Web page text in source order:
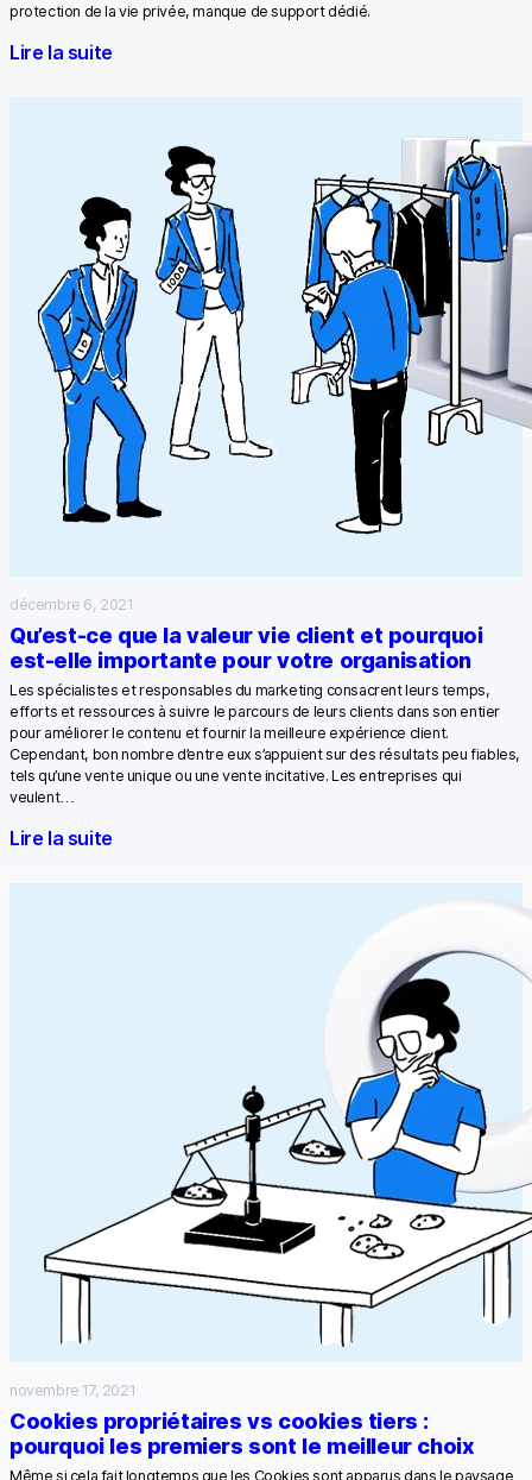
protection de la vie privée, manque de support dédié.
Lire la suite
décembre 6, 2021
Qu’est-ce que la valeur vie client et pourquoi
est-elle importante pour votre organisation
Les spécialistes et responsables du marketing consacrent leurs temps,
efforts et ressources à suivre le parcours de leurs clients dans son entier
pour améliorer le contenu et fournir la meilleure expérience client.
Cependant, bon nombre d’entre eux s’appuient sur des résultats peu fiables,
tels qu’une vente unique ou une vente incitative. Les entreprises qui
veulent…
Lire la suite
novembre 17, 2021
Cookies propriétaires vs cookies tiers :
pourquoi les premiers sont le meilleur choix
Même si cela fait longtemps que les Cookies sont apparus dans le paysage